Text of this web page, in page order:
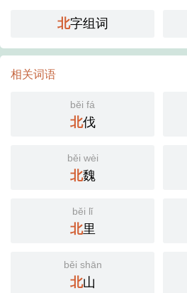
北字组词
相关词语
běi fá
北伐
běi wèi
北魏
běi lǐ
北里
běi shān
北山